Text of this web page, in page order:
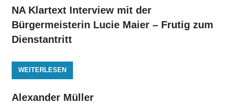
NA Klartext Interview mit der
Bürgermeisterin Lucie Maier – Frutig zum
Dienstantritt
WEITERLESEN
Alexander Müller